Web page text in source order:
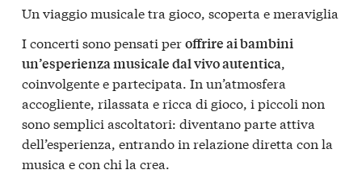
Un viaggio musicale tra gioco, scoperta e meraviglia
I concerti sono pensati peroffrire ai bambini
un’esperienza musicale dal vivo autentica,
coinvolgente e partecipata. In un’atmosfera
accogliente, rilassata e ricca di gioco, i piccoli non
sono semplici ascoltatori: diventano parte attiva
dell’esperienza, entrando in relazione diretta con la
musica e con chi la crea.